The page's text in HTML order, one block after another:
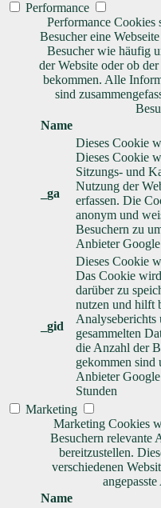
Performance
Performance Cookies
Besucher eine
Besucher wie häufig
der Website oder ob
bekommen. Alle
sind
Name
_ga
Dieses Cookie
Dieses Cookie
Sitzungs- und
Nutzung der
erfassen. Die
anonym und
Besuchern zu
Anbieter
_gid
Dieses Cookie
Das Cookie
darüber zu
nutzen und hilft
Analyseberichts
gesammelten
die Anzahl der
gekommen sind
Anbieter
Stunden
Marketing
Marketing Cookies
Besuchern relevante
bereitzustellen.
verschiedenen
Name